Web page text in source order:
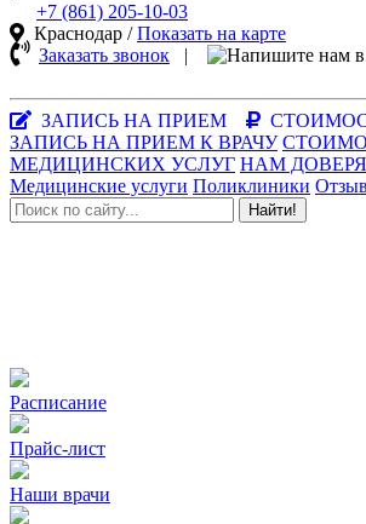
+7 (861) 205-10-03
Краснодар /Показать на карте
Заказать звонок |
ЗАПИСЬ НА ПРИЕМ
ЗАПИСЬ НА ПРИЕМ К ВРАЧУ
МЕДИЦИНСКИХ УСЛУГ НАМ
Медицинские услуги Поликлиники
Найти!
Расписание
Прайс-лист
Наши врачи